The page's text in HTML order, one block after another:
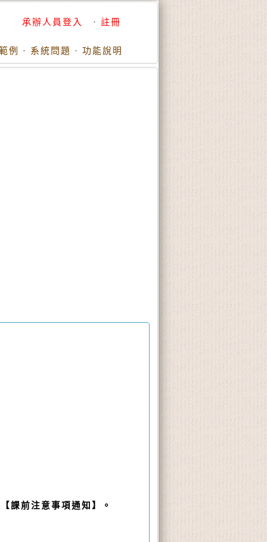
承辦人員登入 · 註冊
例 · 系統問題 · 功能說明
意事項通知】。